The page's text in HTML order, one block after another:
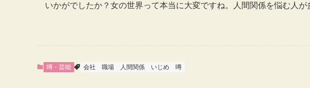
いかがでしたか？女の世界って本当に大変ですね。人間関係を悩む人が
噂・芸能 会社 職場 人間関係 いじめ 噂